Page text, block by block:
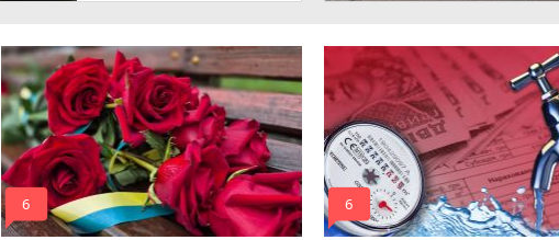
mode_comment
6 mode_comment
6